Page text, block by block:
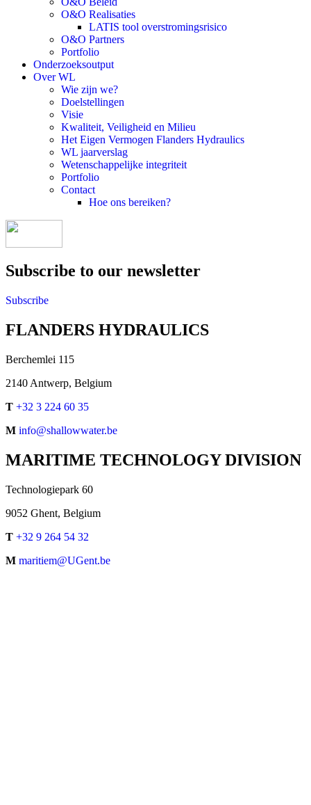
O&O Realisaties
LATIS tool overstromingsrisico
O&O Partners
Portfolio
Onderzoeksoutput
Over WL
Wie zijn we?
Doelstellingen
Visie
Kwaliteit, Veiligheid en Milieu
Het Eigen Vermogen Flanders Hydraulics
WL jaarverslag
Wetenschappelijke integriteit
Portfolio
Contact
Hoe ons bereiken?
Subscribe to our newsletter
Subscribe
FLANDERS HYDRAULICS
Berchemlei 115
2140 Antwerp, Belgium
T +32 3 224 60 35
M info@shallowwater.be
MARITIME TECHNOLOGY DIVISION
Technologiepark 60
9052 Ghent, Belgium
T +32 9 264 54 32
M maritiem@UGent.be